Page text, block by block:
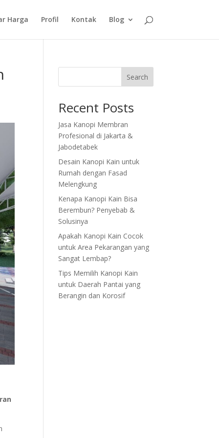
Harga Profil Kontak Blog
Search
Recent Posts
Jasa Kanopi Membran
Profesional di Jakarta &
Jabodetabek
Desain Kanopi Kain untuk
Rumah dengan Fasad
Melengkung
Kenapa Kanopi Kain Bisa
Berembun? Penyebab &
Solusinya
Apakah Kanopi Kain Cocok
untuk Area Pekarangan yang
Sangat Lembap?
Tips Memilih Kanopi Kain
untuk Daerah Pantai yang
Berangin dan Korosif